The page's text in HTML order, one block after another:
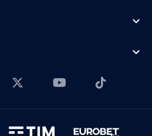
expand_more
expand_more